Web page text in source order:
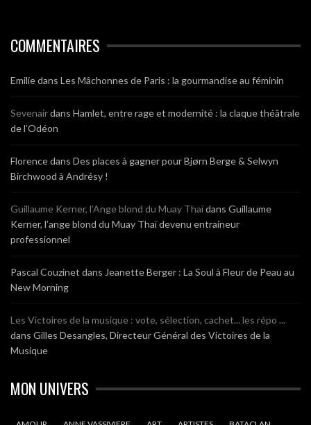
COMMENTAIRES
Emiliedans Les Mâchonnes de Paris : la gourmandise au féminin
Sevenairdans Hamlet, entre rage et modernité : la claque théâtrale
de l’Odéon
Florencedans Des places à gagner pour Bjørn Berge & Selwyn
Birchwood à Andrésy !
Guillaume Kerner, l’Ange blond du Muay Thaïdans Guillaume
Kerner, l’ange blond du Muay Thaï devenu entraineur
professionnel
Pascal Couzinet dans Jeanette Berger : La Soul à Fleur de Peau au
New Morning
Les Victoires de la musique : vote, sélection, cachet... les répo ...
dans Gilles Desangles, Directeur Général des Victoires de la
Musique
MON UNIVERS